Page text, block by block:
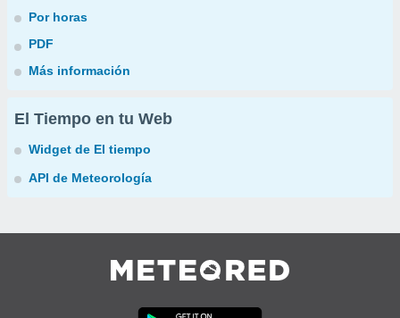
Por horas
PDF
Más información
El Tiempo en tu Web
Widget de El tiempo
API de Meteorología